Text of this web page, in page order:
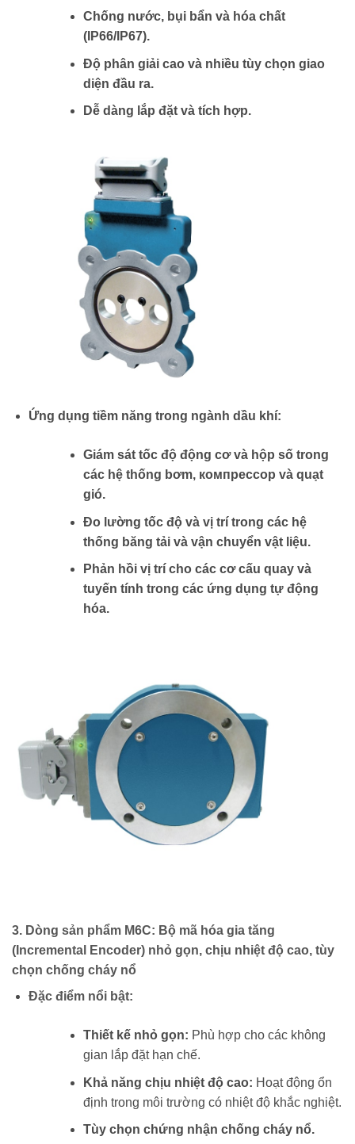
Chống nước, bụi bẩn và hóa chất
(IP66/IP67).
Độ phân giải cao và nhiều tùy chọn giao
diện đầu ra.
Dễ dàng lắp đặt và tích hợp.
Ứng dụng tiềm năng trong ngành dầu khí:
Giám sát tốc độ động cơ và hộp số trong
các hệ thống bơm, компрессор và quạt
gió.
Đo lường tốc độ và vị trí trong các hệ
thống băng tải và vận chuyển vật liệu.
Phản hồi vị trí cho các cơ cấu quay và
tuyến tính trong các ứng dụng tự động
hóa.
3. Dòng sản phẩm M6C: Bộ mã hóa gia tăng
(Incremental Encoder) nhỏ gọn, chịu nhiệt độ cao, tùy
chọn chống cháy nổ
Đặc điểm nổi bật:
Thiết kế nhỏ gọn: Phù hợp cho các không
gian lắp đặt hạn chế.
Khả năng chịu nhiệt độ cao: Hoạt động ổn
định trong môi trường có nhiệt độ khắc nghiệt.
Tùy chọn chứng nhận chống cháy nổ.